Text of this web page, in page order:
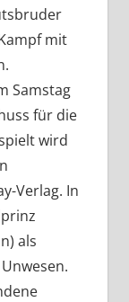
mit
Samstag
für die
wird
Verlag. In
als